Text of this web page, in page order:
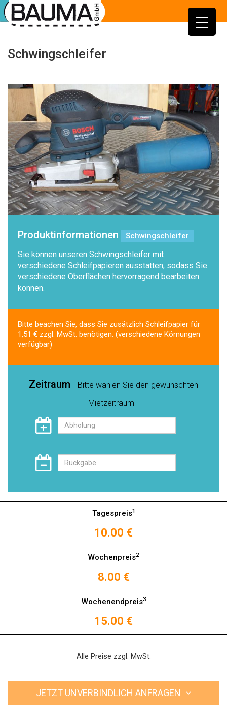
Schwingschleifer
Produktinformationen Schwingschleifer
Sie können unseren Schwingschleifer mit
verschiedene Schleifpapieren ausstatten, sodass Sie
verschiedene Oberflächen hervorragend bearbeiten
können.
Bitte beachen Sie, dass Sie zusätzlich Schleifpapier für
1,51 € zzgl. MwSt. benötigen. (verschiedene Körnungen
verfügbar)
Zeitraum
Bitte wählen Sie den gewünschten
Mietzeitraum
Tagespreis1
10.00 €
Wochenpreis2
8.00 €
Wochenendpreis3
15.00 €
Alle Preise zzgl. MwSt.
JETZT UNVERBINDLICH ANFRAGEN